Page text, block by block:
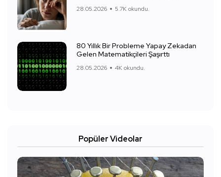
28.05.2026 5.7K okundu.
80 Yıllık Bir Probleme Yapay Zekadan
Gelen Matematikçileri Şaşırttı
28.05.2026 4K okundu.
Popüler Videolar